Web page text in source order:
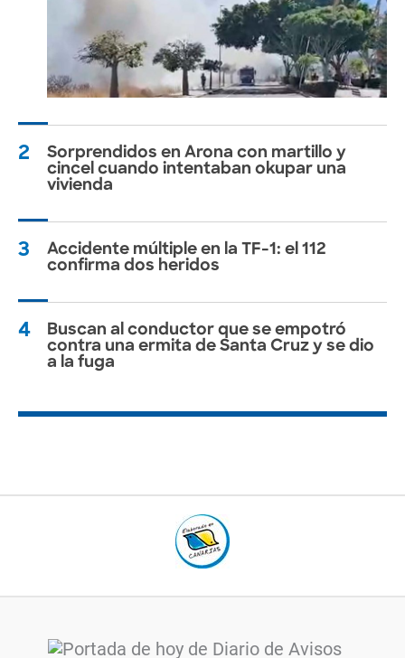
2
Sorprendidos en Arona con martillo y
cincel cuando intentaban okupar una
vivienda
3
Accidente múltiple en la TF-1: el 112
confirma dos heridos
4
Buscan al conductor que se empotró
contra una ermita de Santa Cruz y se dio
a la fuga